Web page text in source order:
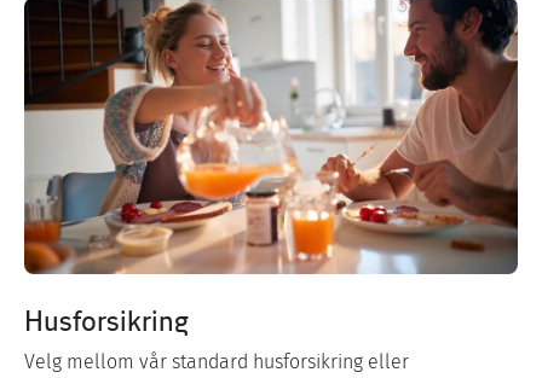
Husforsikring
Velg mellom vår standard husforsikring eller